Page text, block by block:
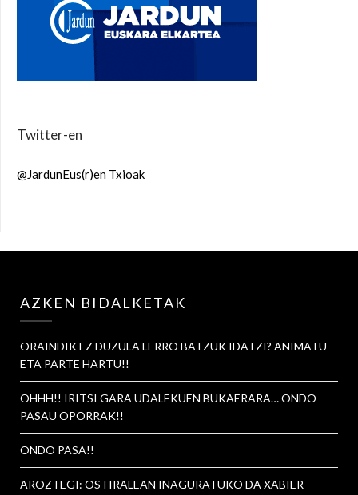
Twitter-en
@JardunEus(r)en Txioak
AZKEN BIDALKETAK
ORAINDIK EZ DUZULA LERRO BATZUK IDATZI? ANIMATU
ETA PARTE HARTU!!
OHHH!! IRITSI GARA UDALEKUEN BUKAERARA… ONDO
PASAU OPORRAK!!
ONDO PASA!!
AROZTEGI: OSTIRALEAN INAGURATUKO DA XABIER